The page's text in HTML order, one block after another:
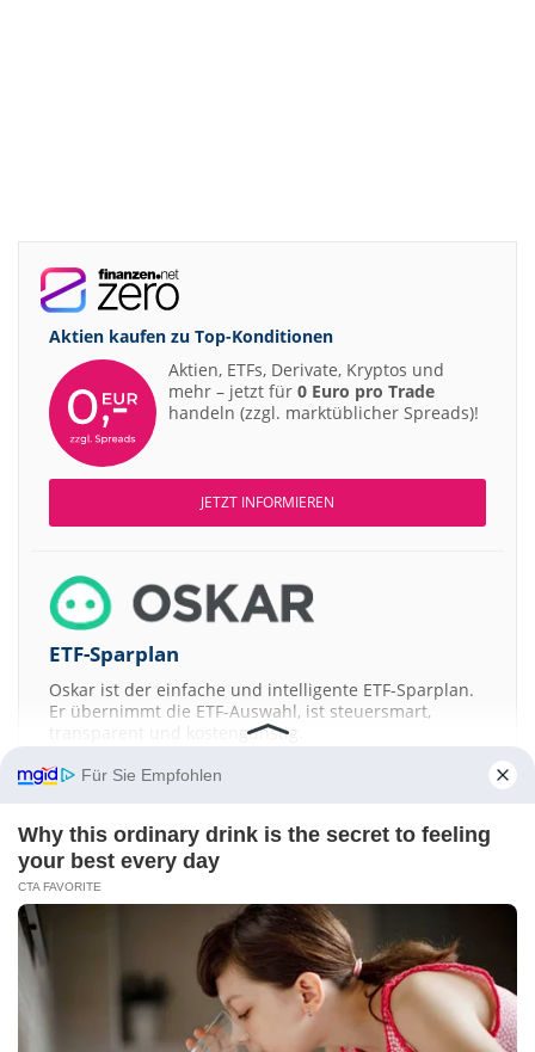
Aktien kaufen zu Top-Konditionen
Aktien, ETFs, Derivate, Kryptos und
mehr – jetzt für 0 Euro pro Trade
handeln (zzgl. marktüblicher Spreads)!
JETZT INFORMIEREN
ETF-Sparplan
Oskar ist der einfache und intelligente ETF-Sparplan.
Er übernimmt die ETF-Auswahl, ist steuersmart,
transparent und kostengünstig.
JETZT MEHR ERFAHREN
EuroStoxx 50 Dow Jones NASDAQ 100
S&P 500
Kontakt-Impressum -Werbung-Barrierefreiheit
Datenschutz Disclaimer AGB- Privatsphäre-Einstellungen
Für Sie Empfohlen
Why this ordinary drink is the secret to feeling
your best every day
CTA FAVORITE